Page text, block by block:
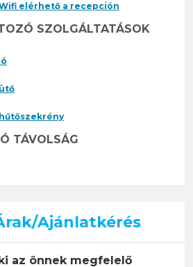
elérhető a recepción
SZOLGÁLTATÁSOK
TÁVOLSÁG
Ajánlatkérés
az önnek megfelelő